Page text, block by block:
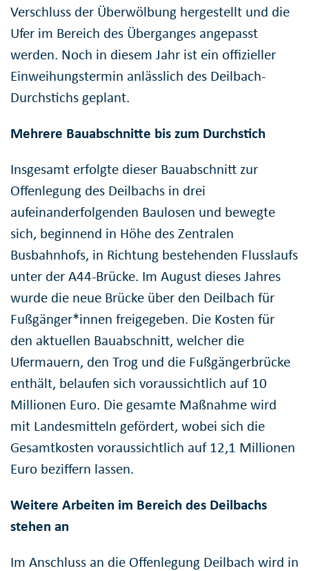
Verschluss der Überwölbung hergestellt und die
Ufer im Bereich des Überganges angepasst
werden. Noch in diesem Jahr ist ein offizieller
Einweihungstermin anlässlich des Deilbach-
Durchstichs geplant.
Mehrere Bauabschnitte bis zum Durchstich
Insgesamt erfolgte dieser Bauabschnitt zur
Offenlegung des Deilbachs in drei
aufeinanderfolgenden Baulosen und bewegte
sich, beginnend in Höhe des Zentralen
Busbahnhofs, in Richtung bestehenden Flusslaufs
unter der A44-Brücke. Im August dieses Jahres
wurde die neue Brücke über den Deilbach für
Fußgänger*innen freigegeben. Die Kosten für
den aktuellen Bauabschnitt, welcher die
Ufermauern, den Trog und die Fußgängerbrücke
enthält, belaufen sich voraussichtlich auf 10
Millionen Euro. Die gesamte Maßnahme wird
mit Landesmitteln gefördert, wobei sich die
Gesamtkosten voraussichtlich auf 12,1 Millionen
Euro beziffern lassen.
Weitere Arbeiten im Bereich des Deilbachs
stehen an
Im Anschluss an die Offenlegung Deilbach wird in